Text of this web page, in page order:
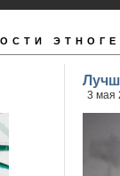
3 мая